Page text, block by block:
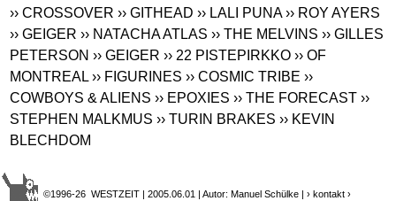
›› CROSSOVER ›› GITHEAD ›› LALI PUNA ›› ROY AYERS
›› GEIGER ›› NATACHA ATLAS ›› THE MELVINS ›› GILLES
PETERSON ›› GEIGER ›› 22 PISTEPIRKKO ›› OF
MONTREAL ›› FIGURINES ›› COSMIC TRIBE ››
COWBOYS & ALIENS ›› EPOXIES ›› THE FORECAST ››
STEPHEN MALKMUS ›› TURIN BRAKES ›› KEVIN
BLECHDOM
©1996-26 WESTZEIT | 2005.06.01 | Autor: Manuel Schülke |› kontakt ›